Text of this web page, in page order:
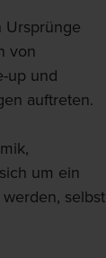
Ursprünge
von
up und
auftreten.
um ein
selbst